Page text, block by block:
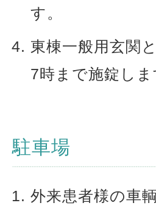
す。
東棟一般用玄関
7時まで施錠し
駐車場
外来患者様の車